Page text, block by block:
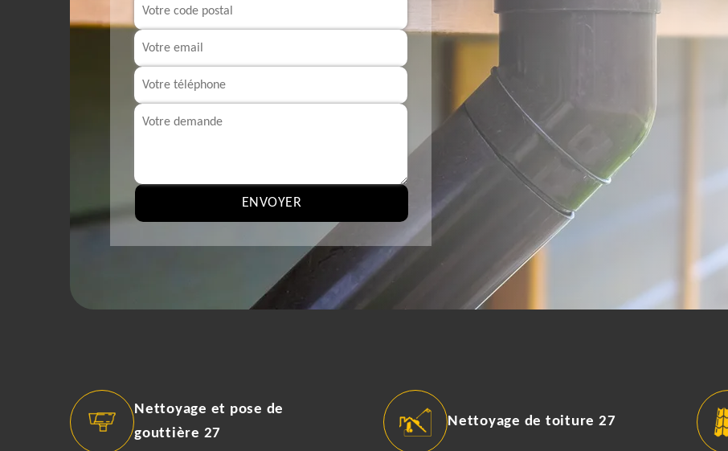
Nettoyage et pose de
gouttière 27
Nettoyage de toiture 27